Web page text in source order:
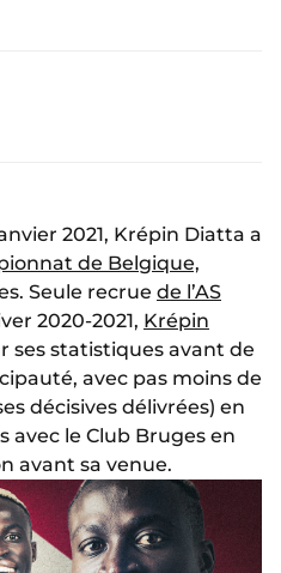
2021, Krépin Diatta a
de Belgique,
Seule recrue de l’AS
2020-2021, Krépin
ses statistiques avant de
avec pas moins de
décisives délivrées) en
avec le Club Bruges en
avant sa venue.